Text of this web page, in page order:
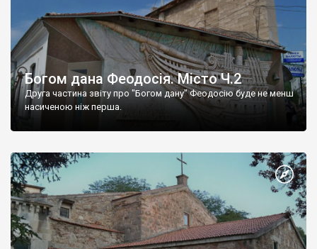
Богом дана Феодосія. Місто Ч.2
Друга частина звіту про "Богом дану" Феодосію буде не менш
насиченою ніж перша.